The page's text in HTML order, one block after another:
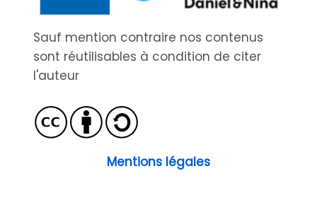
Sauf mention contraire nos contenus
sont réutilisables à condition de citer
l'auteur
Mentions légales